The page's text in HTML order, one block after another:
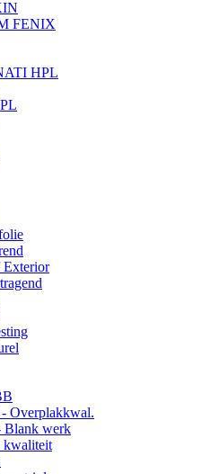
FENIX
HPL
Overplakkwal.
Blank werk
kwaliteit